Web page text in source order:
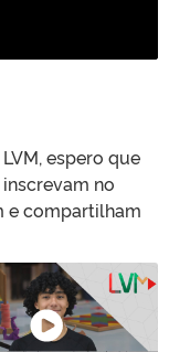
espero que
no
e compartilham